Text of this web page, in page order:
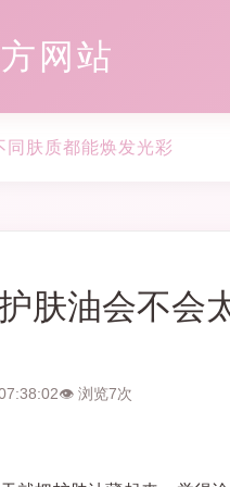
网站
肤质都能焕发光彩
肤油会不会
👁 浏览7次